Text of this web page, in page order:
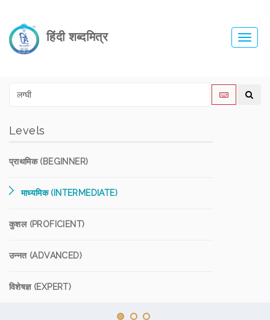
हिंदी शब्दमित्र
Levels
प्राथमिक (BEGINNER)
माध्यमिक (INTERMEDIATE)
कुशल (PROFICIENT)
उन्नत (ADVANCED)
विशेषज्ञ (EXPERT)